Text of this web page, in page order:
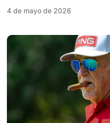
4 de mayo de 2026